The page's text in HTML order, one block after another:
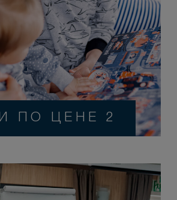
ПО ЦЕНЕ 2